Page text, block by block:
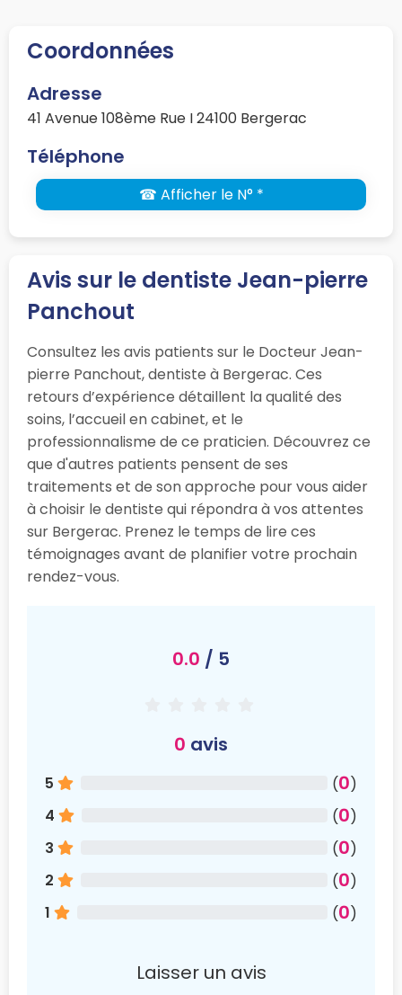
Coordonnées
Adresse
41 Avenue 108ème Rue I 24100 Bergerac
Téléphone
☎ Afficher le N° *
Avis sur le dentiste Jean-pierre
Panchout
Consultez les avis patients sur le Docteur Jean-
pierre Panchout, dentiste à Bergerac. Ces
retours d’expérience détaillent la qualité des
soins, l’accueil en cabinet, et le
professionnalisme de ce praticien. Découvrez ce
que d'autres patients pensent de ses
traitements et de son approche pour vous aider
à choisir le dentiste qui répondra à vos attentes
sur Bergerac. Prenez le temps de lire ces
témoignages avant de planifier votre prochain
rendez-vous.
0.0 / 5
0 avis
5 (0)
4
(0)
3
(0)
2
(0)
1
(0)
Laisser un avis